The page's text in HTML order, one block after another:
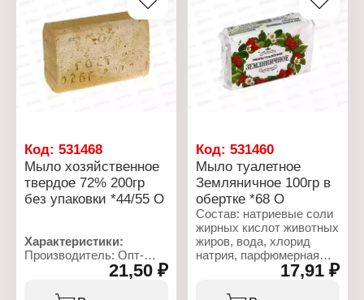
Упаковка: в упаковке
Вес: 100 г
Код: 531468
Мыло хозяйственное
твердое 72% 200гр
без упаковки *44/55 О
Характеристики:
Производитель: Опт-
Хозяйственное мыло
21,50 ₽
Код:531460
Мыло туалетное
Земляничное 100гр в
обертке *68 О
Состав: натриевые соли
жирных кислот животных
жиров, вода, хлорид
натрия, парфюмерная
композиция, глицерин,
гидрооксид натрия,
диоксид титана.
17,91 ₽